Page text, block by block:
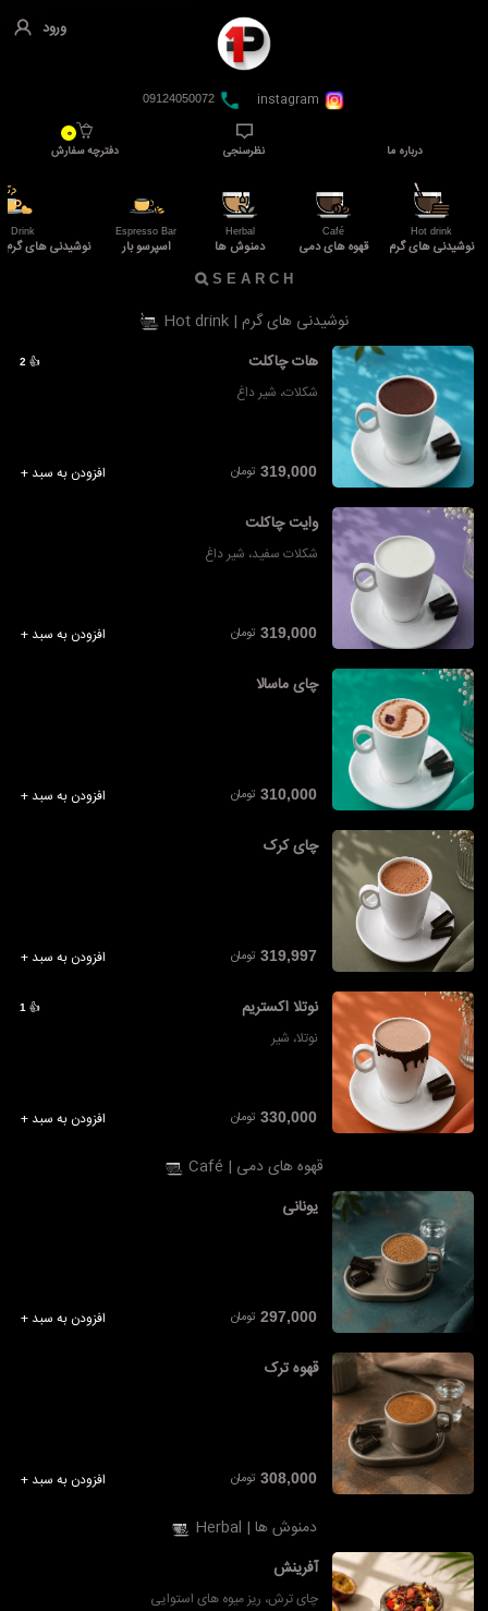
ورود
09124050072
درباره ما نظرسنجی
0
دفترچه سفارش
Hot drink
نوشیدنی های گرم
Café
قهوه های دمی
Herbal
دمنوش ها
Espresso Bar
اسپرسو بار
Drink
نوشیدنی های گرم
نوشیدنی های گرم | Hot drink
👍
2 هات چاکلت
شکلات، شیر داغ
افزودن به سبد + 319,000 تومان
وایت چاکلت
شکلات سفید، شیر داغ
افزودن به سبد + 319,000 تومان
چای ماسالا
افزودن به سبد + 310,000 تومان
چای کرک
افزودن به سبد + 319,997 تومان
👍
1 نوتلا اکستریم
نوتلا، شیر
افزودن به سبد + 330,000 تومان
قهوه های دمی | Café
یونانی
افزودن به سبد + 297,000 تومان
قهوه ترک
افزودن به سبد + 308,000 تومان
دمنوش ها | Herbal
آفرینش
چای ترش، ریز میوه های استوایی